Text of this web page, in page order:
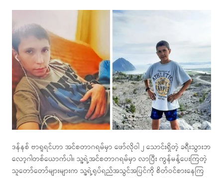
ဒန်နစ် ဗာရူရင်ဟာ အင်စတာဂရမ်မှာ ဖော်လိုဝါ ၂ သောင်းရှိတဲ့ ခရီးသွားဘ
လော့ဂါတစ်ယောက်ပါ။ သူ့ရဲ့အင်စတာဂရမ်မှာ လာပြီး ကွန်မန့်ပေးကြတဲ့
သူတော်တော်များများက သူ့ရဲ့ရုပ်ရည်အသွင်အပြင်ကို စိတ်ဝင်စားနေကြ